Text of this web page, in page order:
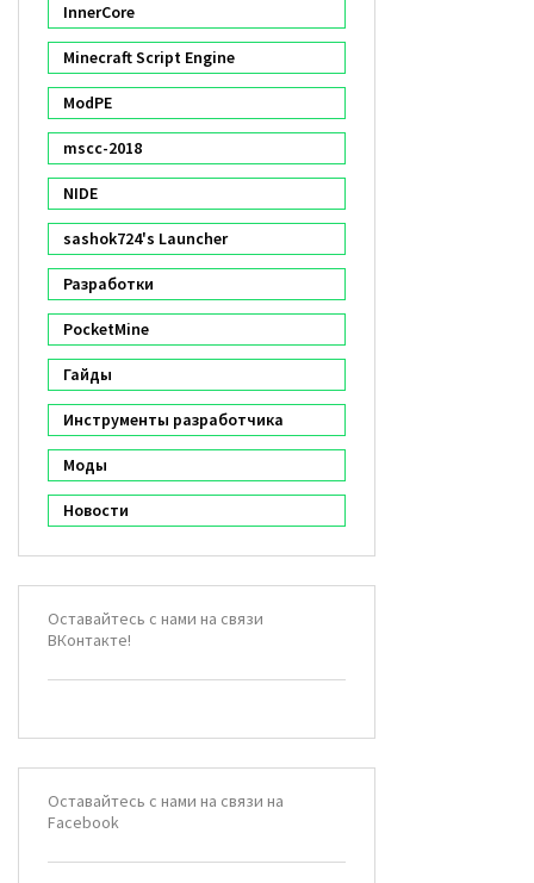
InnerCore
Minecraft Script Engine
ModPE
mscc-2018
NIDE
sashok724's Launcher
Разработки
PocketMine
Гайды
Инструменты разработчика
Моды
Новости
Оставайтесь с нами на связи
ВКонтакте!
Оставайтесь с нами на связи на
Facebook